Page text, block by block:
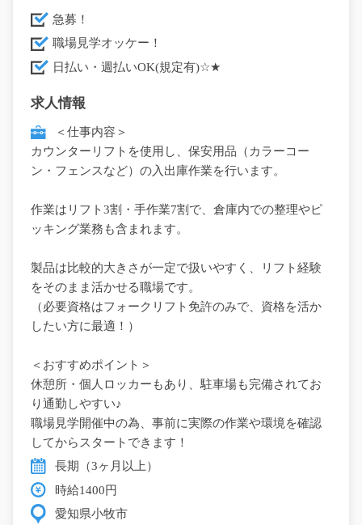
急募！
職場見学オッケー！
日払い・週払いOK(規定有)☆★
求人情報
＜仕事内容＞
カウンターリフトを使用し、保安用品（カラーコー
ン・フェンスなど）の入出庫作業を行います。
作業はリフト3割・手作業7割で、倉庫内での整理やピ
ッキング業務も含まれます。
製品は比較的大きさが一定で扱いやすく、リフト経験
をそのまま活かせる職場です。
（必要資格はフォークリフト免許のみで、資格を活か
したい方に最適！）
＜おすすめポイント＞
休憩所・個人ロッカーもあり、駐車場も完備されてお
り通勤しやすい♪
職場見学開催中の為、事前に実際の作業や環境を確認
してからスタートできます！
長期（3ヶ月以上）
時給1400円
愛知県小牧市